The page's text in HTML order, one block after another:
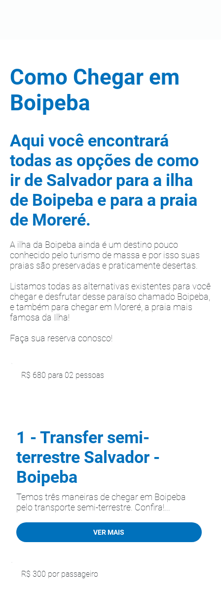
Temos três maneiras de chegar em Boipeba
pelo transporte semi-terrestre. Confira!...
1 - Transfer semi-
terrestre Salvador -
Boipeba
VER MAIS
R$ 680 para 02 pessoas
R$ 300 por passageiro
Como Chegar em
Boipeba
A ilha da Boipeba ainda é um destino pouco
conhecido pelo turismo de massa e por isso suas
praias são preservadas e praticamente desertas.
Listamos todas as alternativas existentes para você
chegar e desfrutar desse paraíso chamado Boipeba,
e também para chegar em Moreré, a praia mais
famosa da Ilha!
Faça sua reserva conosco!
Aqui você encontrará
todas as opções de como
ir de Salvador para a ilha
de Boipeba e para a praia
de Moreré.